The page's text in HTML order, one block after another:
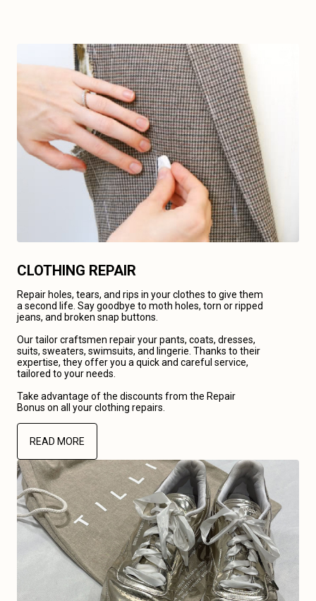
CLOTHING REPAIR
Repair holes, tears, and rips in your clothes to give them
a second life. Say goodbye to moth holes, torn or ripped
jeans, and broken snap buttons.
Our tailor craftsmen repair your pants, coats, dresses,
suits, sweaters, swimsuits, and lingerie. Thanks to their
expertise, they offer you a quick and careful service,
tailored to your needs.
Take advantage of the discounts from the Repair
Bonus on all your clothing repairs.
READ MORE